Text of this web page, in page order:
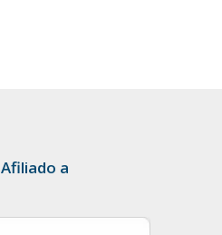
Afiliado a